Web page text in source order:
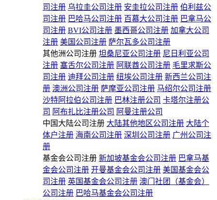
司注册 乌拉圭公司注册 安圭拉公司注册 伯利兹公
司注册 巴哈马公司注册 百慕大公司注册 巴拿马公
司注册 BVI公司注册 墨西哥公司注册 加拿大公司
注册 美国公司注册 萨尔瓦多公司注册
其他洲公司注册 坦桑尼亚公司注册 尼日利亚公司
注册 塞舌尔公司注册 阿联酋公司注册 毛里求斯公
司注册 迪拜公司注册 纽埃公司注册 新西兰公司注
册 澳洲公司注册 萨摩亚公司注册 马绍尔公司注册
沙特阿拉伯公司注册 巴林注册公司 卡塔尔注册公
司 阿布扎比注册公司 阿曼注册公司
中国大陆公司注册 大陆其他地区公司注册 大陆个
体户注册 海南公司注册 深圳公司注册 广州公司注
册
基金会公司注册 新加坡基金会公司注册 巴拿马基
金会公司注册 开曼基金会公司注册 美国基金会公
司注册 英国基金会公司注册 澳门社团（基金会）
公司注册 巴哈马基金会公司注册